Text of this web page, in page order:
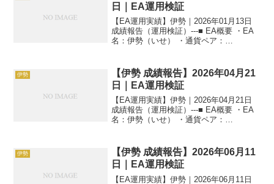
日｜EA運用検証
【EA運用実績】伊勢｜2026年01月13日
成績報告（運用検証）---■ EA概要 ・EA
名：伊勢（いせ） ・通貨ペア：
稼働 ---■ 本日の運用成績【...
伊勢
【伊勢 成績報告】2026年04月21
日｜EA運用検証
【EA運用実績】伊勢｜2026年04月21日
成績報告（運用検証）---■ EA概要 ・EA
名：伊勢（いせ） ・通貨ペア：
稼働 ---■ 本日の運用成績【...
伊勢
【伊勢 成績報告】2026年06月11
日｜EA運用検証
【EA運用実績】伊勢｜2026年06月11日